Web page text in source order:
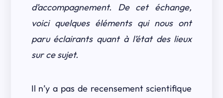
d’accompagnement. De cet échange,
voici quelques éléments qui nous ont
paru éclairants quant à l’état des lieux
sur ce sujet.
Il n’y a pas de recensement scientifique